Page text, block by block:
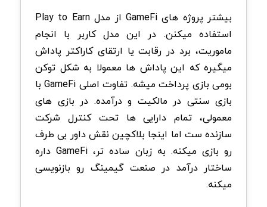
بیشتر پروژه های GameFi از مدل Play to Earn
استفاده میکنن. در این مدل کاربر با انجام
ماموریت، برد در رقابت یا ارتقای کاراکتر پاداش
میگیره که این پاداش ها معمولا به شکل توکن
بومی بازی پرداخت میشه.
تفاوت اصلی GameFi با
بازی سنتی در مالکیت و درآمده. در بازی های
معمولی، تمام دارایی ها تحت کنترل شرکت
سازنده ست اما اینجا بلاکچین نقش داور بی طرف
رو بازی میکنه. به زبان ساده تر، GameFi داره
ساختار درآمد در صنعت گیمینگ رو بازنویسی
میکنه.